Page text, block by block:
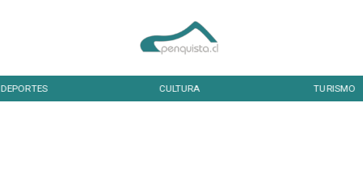
DEPORTES CULTURA TURISMO